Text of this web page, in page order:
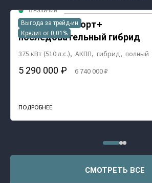
Выгода за трейд-ин
Кредит от 0,01%
В наличии
ФРИ / FREE Спорт+
последовательный гибрид
375 кВт (510 л.с.), АКПП, гибрид, полный
5 290 000 ₽ 6 740 000 ₽
ПОДРОБНЕЕ
СМОТРЕТЬ ВСЕ